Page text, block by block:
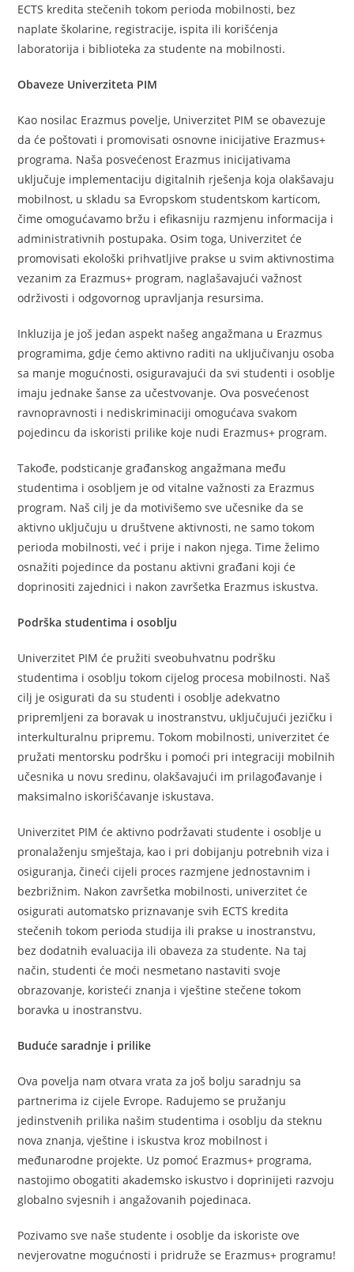
ECTS kredita stečenih tokom perioda mobilnosti, bez
naplate školarine, registracije, ispita ili korišćenja
laboratorija i biblioteka za studente na mobilnosti.
Obaveze Univerziteta PIM
Kao nosilac Erazmus povelje, Univerzitet PIM se obavezuje
da će poštovati i promovisati osnovne inicijative Erazmus+
programa. Naša posvećenost Erazmus inicijativama
uključuje implementaciju digitalnih rješenja koja olakšavaju
mobilnost, u skladu sa Evropskom studentskom karticom,
čime omogućavamo bržu i efikasniju razmjenu informacija i
administrativnih postupaka. Osim toga, Univerzitet će
promovisati ekološki prihvatljive prakse u svim aktivnostima
vezanim za Erazmus+ program, naglašavajući važnost
održivosti i odgovornog upravljanja resursima.
Inkluzija je još jedan aspekt našeg angažmana u Erazmus
programima, gdje ćemo aktivno raditi na uključivanju osoba
sa manje mogućnosti, osiguravajući da svi studenti i osoblje
imaju jednake šanse za učestvovanje. Ova posvećenost
ravnopravnosti i nediskriminaciji omogućava svakom
pojedincu da iskoristi prilike koje nudi Erazmus+ program.
Takođe, podsticanje građanskog angažmana među
studentima i osobljem je od vitalne važnosti za Erazmus
program. Naš cilj je da motivišemo sve učesnike da se
aktivno uključuju u društvene aktivnosti, ne samo tokom
perioda mobilnosti, već i prije i nakon njega. Time želimo
osnažiti pojedince da postanu aktivni građani koji će
doprinositi zajednici i nakon završetka Erazmus iskustva.
Podrška studentima i osoblju
Univerzitet PIM će pružiti sveobuhvatnu podršku
studentima i osoblju tokom cijelog procesa mobilnosti. Naš
cilj je osigurati da su studenti i osoblje adekvatno
pripremljeni za boravak u inostranstvu, uključujući jezičku i
interkulturalnu pripremu. Tokom mobilnosti, univerzitet će
pružati mentorsku podršku i pomoći pri integraciji mobilnih
učesnika u novu sredinu, olakšavajući im prilagođavanje i
maksimalno iskorišćavanje iskustava.
Univerzitet PIM će aktivno podržavati studente i osoblje u
pronalaženju smještaja, kao i pri dobijanju potrebnih viza i
osiguranja, čineći cijeli proces razmjene jednostavnim i
bezbrižnim. Nakon završetka mobilnosti, univerzitet će
osigurati automatsko priznavanje svih ECTS kredita
stečenih tokom perioda studija ili prakse u inostranstvu,
bez dodatnih evaluacija ili obaveza za studente. Na taj
način, studenti će moći nesmetano nastaviti svoje
obrazovanje, koristeći znanja i vještine stečene tokom
boravka u inostranstvu.
Buduće saradnje i prilike
Ova povelja nam otvara vrata za još bolju saradnju sa
partnerima iz cijele Evrope. Radujemo se pružanju
jedinstvenih prilika našim studentima i osoblju da steknu
nova znanja, vještine i iskustva kroz mobilnost i
međunarodne projekte. Uz pomoć Erazmus+ programa,
nastojimo obogatiti akademsko iskustvo i doprinijeti razvoju
globalno svjesnih i angažovanih pojedinaca.
Pozivamo sve naše studente i osoblje da iskoriste ove
nevjerovatne mogućnosti i pridruže se Erazmus+ programu!